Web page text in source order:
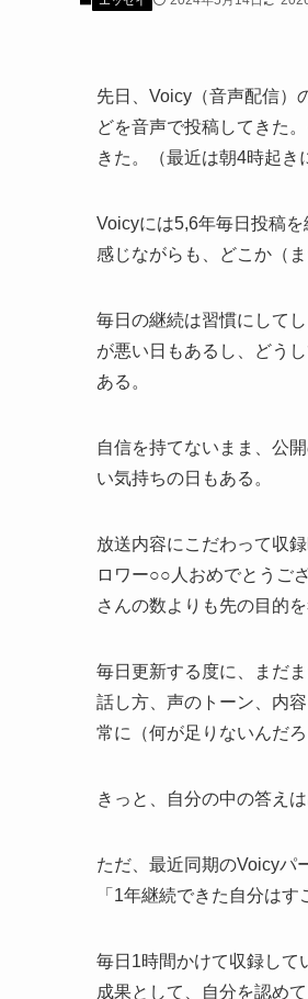
先日、Voicy（音声配信）
どを音声で投稿してきた
きた。（最近は朝4時起き
Voicyには5,6年毎日投稿
感じながらも、どこか（
毎日の継続は習慣にして
が悪い日もあるし、どう
ある。
自信を持てないまま、公
い気持ちの日もある。
放送内容にこだわって収
ロワー○○人おめでとうご
さんの数よりも先の目的
毎日更新する度に、まだ
話し方、声のトーン、内容
常に（何が足りないんだ
きっと、自分の中の答え
ただ、最近同期のVoicyパ
「1年継続できた自分は
毎日1時間かけて収録して
成果として、自分を認め